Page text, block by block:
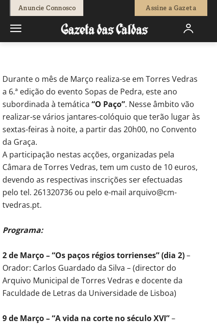
Anuncie Connosco Assine a Gazeta
Redação - 2 de Março, 2012 0
Durante o mês de Março realiza-se em Torres Vedras
a 6.ª edição do evento Sopas de Pedra, este ano
subordinada à temática “O Paço”. Nesse âmbito vão
realizar-se vários jantares-colóquio que terão lugar às
sextas-feiras à noite, a partir das 20h00, no Convento
da Graça.
A participação nestas acções, organizadas pela
Câmara de Torres Vedras, tem um custo de 10 euros,
devendo as respectivas inscrições ser efectuadas
pelo tel. 261320736 ou pelo e-mail arquivo@cm-
tvedras.pt.
Programa:
2 de Março – “Os paços régios torrienses” (dia 2)–
Orador: Carlos Guardado da Silva – (director do
Arquivo Municipal de Torres Vedras e docente da
Faculdade de Letras da Universidade de Lisboa)
9 de Março – “A vida na corte no século XVI”–